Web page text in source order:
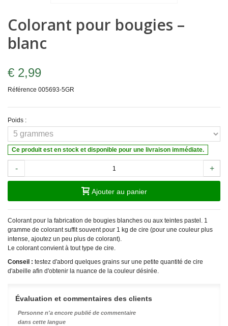
Colorant pour bougies –
blanc
€ 2,99
Référence 005693-5GR
Poids :
Ce produit est en stock et disponible pour une livraison immédiate.
- +
Ajouter au panier
Colorant pour la fabrication de bougies blanches ou aux teintes pastel. 1
gramme de colorant suffit souvent pour 1 kg de cire (pour une couleur plus
intense, ajoutez un peu plus de colorant).
Le colorant convient à tout type de cire.
Conseil : testez d'abord quelques grains sur une petite quantité de cire
d'abeille afin d'obtenir la nuance de la couleur désirée.
Évaluation et commentaires des clients
Personne n'a encore publié de commentaire
dans cette langue